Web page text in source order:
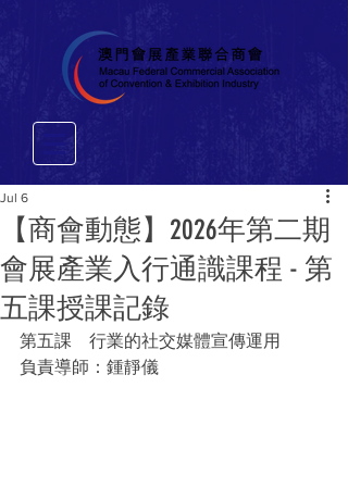
【商會動態】2026年第二期
會展產業入行通識課程 - 第
五課授課記錄
Jul 6
第五課　行業的社交媒體宣傳運用
負責導師：鍾靜儀